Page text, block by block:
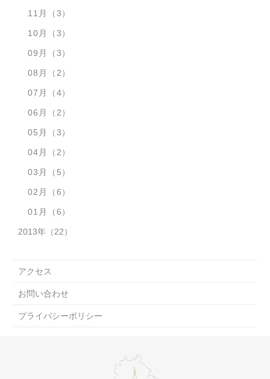
11月 （3）
10月 （3）
09月 （3）
08月 （2）
07月 （4）
06月 （2）
05月 （3）
04月 （2）
03月 （5）
02月 （6）
01月 （6）
2013年 （22）
アクセス
お問い合わせ
プライバシーポリシー